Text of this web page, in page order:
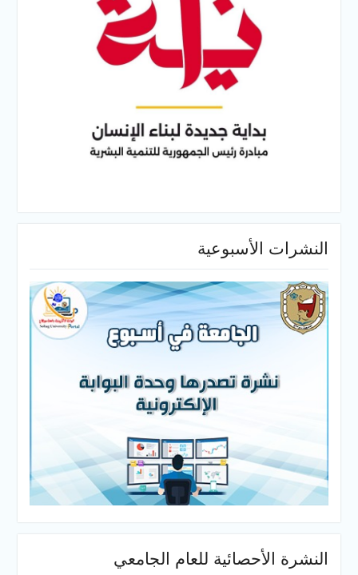
الأسبوعية
للعام الجامعي